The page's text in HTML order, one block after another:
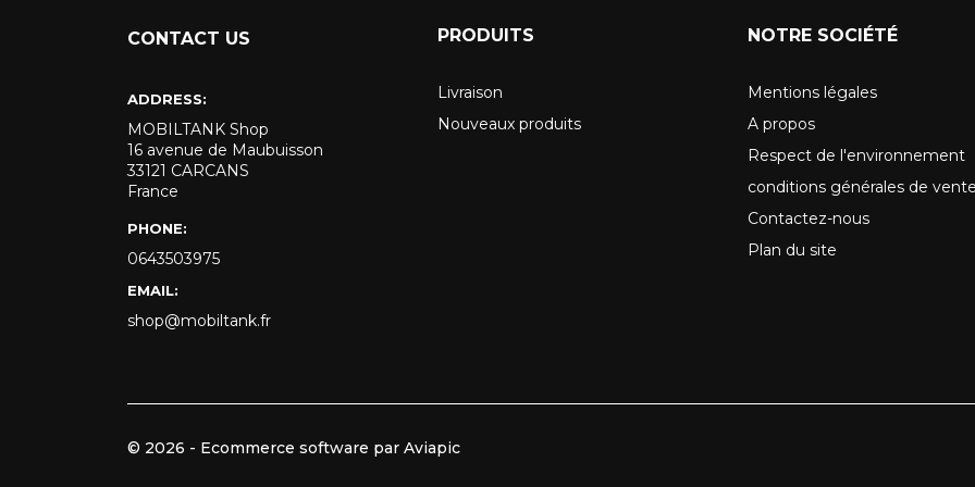
CONTACT US
ADDRESS:
MOBILTANK Shop
16 avenue de Maubuisson
33121 CARCANS
France
PHONE:
0643503975
EMAIL:
shop@mobiltank.fr
PRODUITS
Livraison
Nouveaux produits
NOTRE SOCIÉTÉ
Mentions légales
A propos
Respect de l'environnement
conditions générales de
Contactez-nous
Plan du site
© 2026 - Ecommerce software par Aviapic